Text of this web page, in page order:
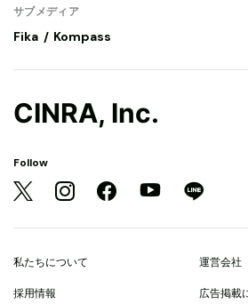
サブメディア
Fika Kompass
CINRA, Inc.
Follow
私たちについて 運営会社
採用情報 広告掲載